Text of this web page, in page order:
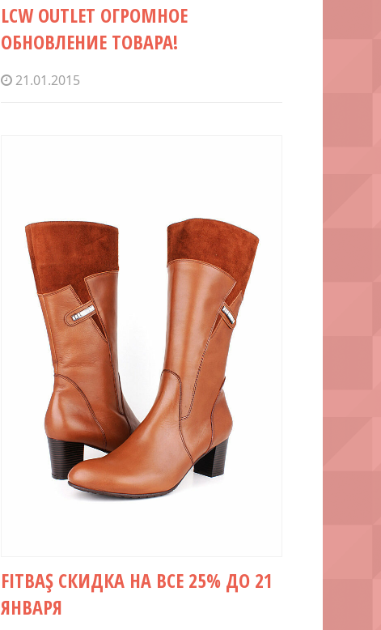
LCW OUTLET ОГРОМНОЕ
ОБНОВЛЕНИЕ ТОВАРА!
21.01.2015
FITBAŞ СКИДКА НА ВСЕ 25% ДО 21
ЯНВАРЯ